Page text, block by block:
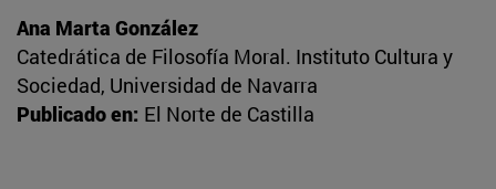
Ana Marta González
Catedrática de Filosofía Moral. Instituto Cultura y
Sociedad, Universidad de Navarra
Publicado en: El Norte de Castilla